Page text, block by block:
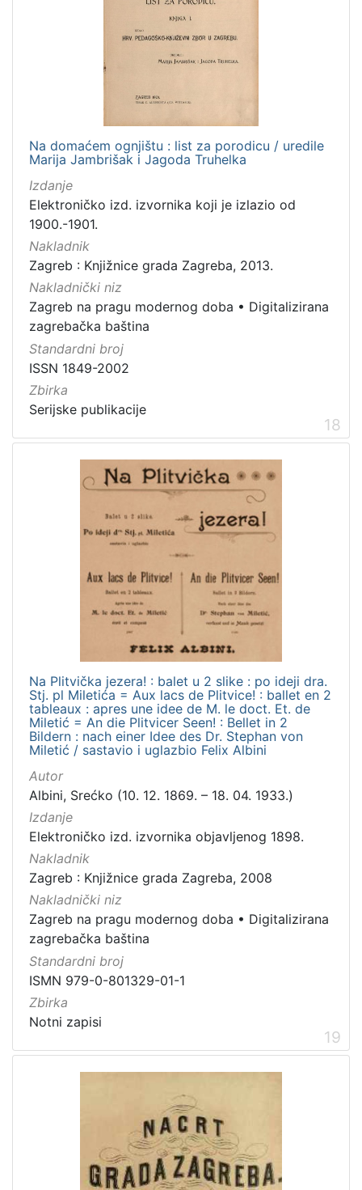
Na domaćem ognjištu : list za porodicu / uredile
Marija Jambrišak i Jagoda Truhelka
Izdanje
Elektroničko izd. izvornika koji je izlazio od
1900.-1901.
Nakladnik
Zagreb : Knjižnice grada Zagreba, 2013.
Nakladnički niz
Zagreb na pragu modernog doba • Digitalizirana
zagrebačka baština
Standardni broj
ISSN 1849-2002
Zbirka
Serijske publikacije
18
Na Plitvička jezera! : balet u 2 slike : po ideji dra.
Stj. pl Miletića = Aux lacs de Plitvice! : ballet en 2
tableaux : apres une idee de M. le doct. Et. de
Miletić = An die Plitvicer Seen! : Bellet in 2
Bildern : nach einer Idee des Dr. Stephan von
Miletić / sastavio i uglazbio Felix Albini
Autor
Albini, Srećko (10. 12. 1869. – 18. 04. 1933.)
Izdanje
Elektroničko izd. izvornika objavljenog 1898.
Nakladnik
Zagreb : Knjižnice grada Zagreba, 2008
Nakladnički niz
Zagreb na pragu modernog doba • Digitalizirana
zagrebačka baština
Standardni broj
ISMN 979-0-801329-01-1
Zbirka
Notni zapisi
19